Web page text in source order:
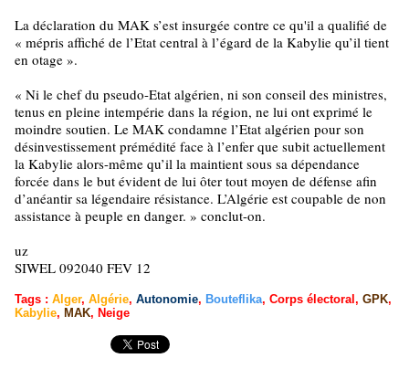
La déclaration du MAK s’est insurgée contre ce qu'il a qualifié de
« mépris affiché de l’Etat central à l’égard de la Kabylie qu’il tient
en otage ».
« Ni le chef du pseudo-Etat algérien, ni son conseil des ministres,
tenus en pleine intempérie dans la région, ne lui ont exprimé le
moindre soutien. Le MAK condamne l’Etat algérien pour son
désinvestissement prémédité face à l’enfer que subit actuellement
la Kabylie alors-même qu’il la maintient sous sa dépendance
forcée dans le but évident de lui ôter tout moyen de défense afin
d’anéantir sa légendaire résistance. L’Algérie est coupable de non
assistance à peuple en danger. » conclut-on.
uz
SIWEL 092040 FEV 12
Tags : Alger, Algérie, Autonomie, Bouteflika, Corps électoral , GPK,
Kabylie, MAK, Neige